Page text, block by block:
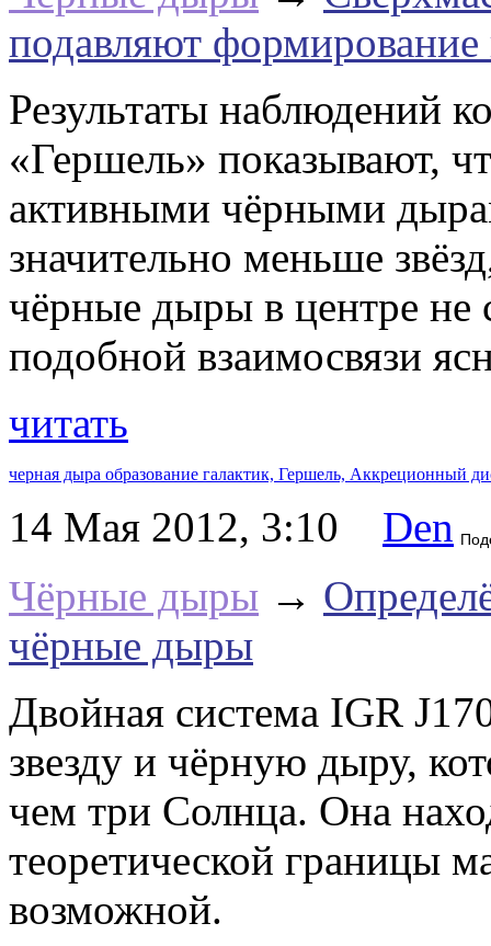
подавляют формирование
Результаты наблюдений
«Гершель» показывают,
активными чёрными
значительно меньше
чёрные дыры в центре не
подобной взаимосвязи
читать
черная дыра образование галактик, Гершель, Аккреционный
14 Мая 2012, 3:10 Den
Чёрные дыры →
чёрные дыры
Двойная система IGR
звезду и чёрную дыру,
чем три Солнца. Она
теоретической границы
возможной.